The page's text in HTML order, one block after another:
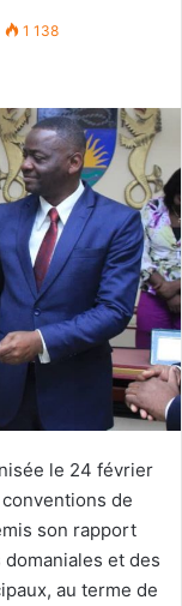
1 138
le 24 février
de
son rapport
et des
au terme de